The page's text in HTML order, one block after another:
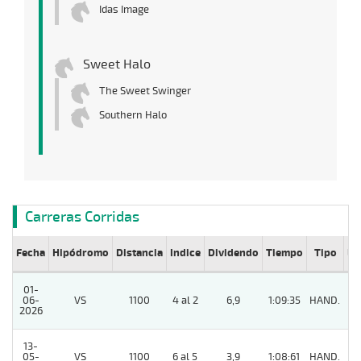
Idas Image
Sweet Halo
The Sweet Swinger
Southern Halo
Carreras Corridas
Fecha Hipódromo Distancia Indice Dividendo Tiempo Tipo Lº
01-
06-
2026
VS 1100 4 al 2 6,9 1:09:35 HAND.
13-
05-
VS 1100 6 al 5 3,9 1:08:61 HAND.